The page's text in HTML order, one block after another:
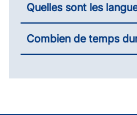
Quelles sont les
Combien de temps